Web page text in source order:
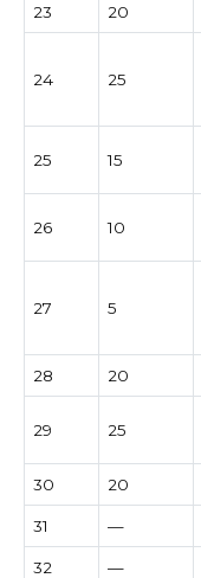
23 20
24 25
25 15
26 10
27 5
28 20
29 25
30 20
31 —
32 —